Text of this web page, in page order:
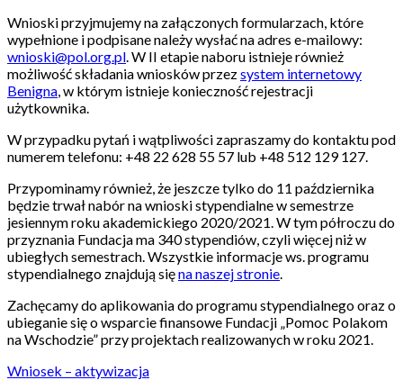
Wnioski przyjmujemy na załączonych formularzach, które
wypełnione i podpisane należy wysłać na adres e-mailowy:
wnioski@pol.org.pl. W II etapie naboru istnieje również
możliwość składania wniosków przezsystem internetowy
Benigna, w którym istnieje konieczność rejestracji
użytkownika.
W przypadku pytań i wątpliwości zapraszamy do kontaktu pod
numerem telefonu: +48 22 628 55 57 lub +48 512 129 127.
Przypominamy również, że jeszcze tylko do 11 października
będzie trwał nabór na wnioski stypendialne w semestrze
jesiennym roku akademickiego 2020/2021. W tym półroczu do
przyznania Fundacja ma 340 stypendiów, czyli więcej niż w
ubiegłych semestrach. Wszystkie informacje ws. programu
stypendialnego znajdują sięna naszej stronie.
Zachęcamy do aplikowania do programu stypendialnego oraz o
ubieganie się o wsparcie finansowe Fundacji „Pomoc Polakom
na Wschodzie” przy projektach realizowanych w roku 2021.
Wniosek – aktywizacja